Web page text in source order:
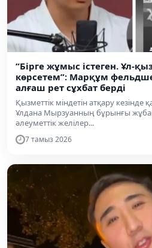
“Бірге жұмыс істеген. Ұл-
көрсетем”: Марқұм
алғаш рет сұхбат берді
Қызметтік міндетін атқару
Ұлдана Мырзуанның бұрынғы
әлеуметтік желілер...
7 тамыз 2026